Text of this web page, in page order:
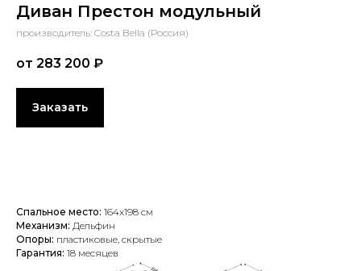
Диван Престон модульный
производитель: Costa Bella (Россия)
от 283 200 ₽
Заказать
Спальное место: 164x198 см
Механизм: Дельфин
Опоры: пластиковые, скрытые
Гарантия: 18 месяцев